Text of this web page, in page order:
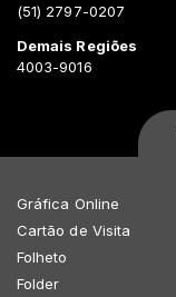
(51) 2797-0207
Demais Regiões
4003-9016
Gráfica Online
Cartão de Visita
Folheto
Folder